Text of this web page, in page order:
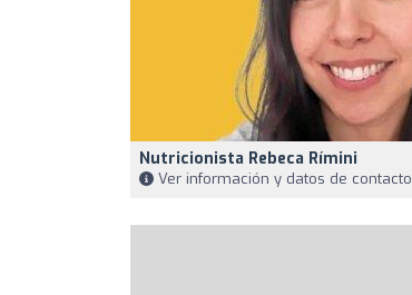
Nutricionista Rebeca Rímini
Ver información y datos de contacto